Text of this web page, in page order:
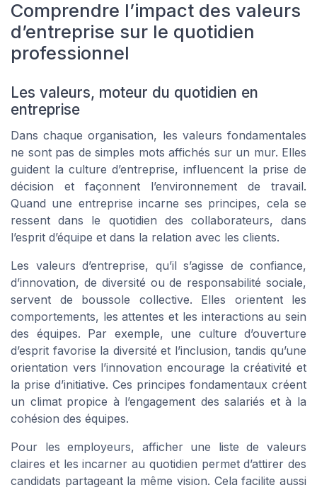
Comprendre l’impact des valeurs
d’entreprise sur le quotidien
professionnel
Les valeurs, moteur du quotidien en
entreprise
Dans chaque organisation, les valeurs fondamentales
ne sont pas de simples mots affichés sur un mur. Elles
guident la culture d’entreprise, influencent la prise de
décision et façonnent l’environnement de travail.
Quand une entreprise incarne ses principes, cela se
ressent dans le quotidien des collaborateurs, dans
l’esprit d’équipe et dans la relation avec les clients.
Les valeurs d’entreprise, qu’il s’agisse de confiance,
d’innovation, de diversité ou de responsabilité sociale,
servent de boussole collective. Elles orientent les
comportements, les attentes et les interactions au sein
des équipes. Par exemple, une culture d’ouverture
d’esprit favorise la diversité et l’inclusion, tandis qu’une
orientation vers l’innovation encourage la créativité et
la prise d’initiative. Ces principes fondamentaux créent
un climat propice à l’engagement des salariés et à la
cohésion des équipes.
Pour les employeurs, afficher une liste de valeurs
claires et les incarner au quotidien permet d’attirer des
candidats partageant la même vision. Cela facilite aussi